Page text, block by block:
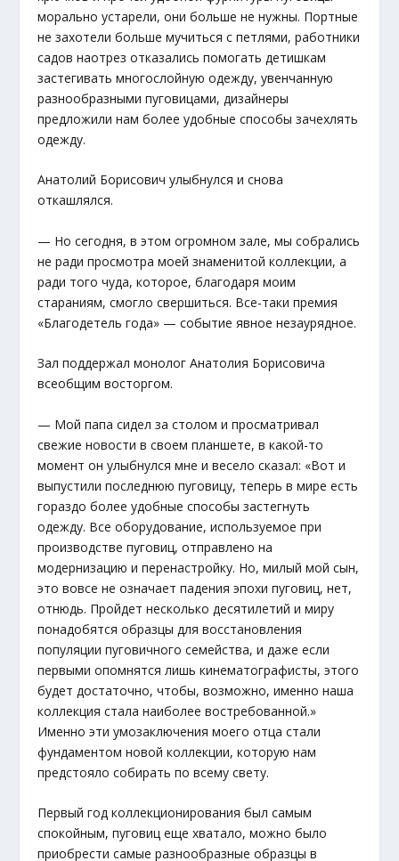
морально устарели, они больше не нужны. Портные
не захотели больше мучиться с петлями, работники
садов наотрез отказались помогать детишкам
застегивать многослойную одежду, увенчанную
разнообразными пуговицами, дизайнеры
предложили нам более удобные способы зачехлять
одежду.
Анатолий Борисович улыбнулся и снова
откашлялся.
— Но сегодня, в этом огромном зале, мы собрались
не ради просмотра моей знаменитой коллекции, а
ради того чуда, которое, благодаря моим
стараниям, смогло свершиться. Все-таки премия
«Благодетель года» — событие явное незаурядное.
Зал поддержал монолог Анатолия Борисовича
всеобщим восторгом.
— Мой папа сидел за столом и просматривал
свежие новости в своем планшете, в какой-то
момент он улыбнулся мне и весело сказал: «Вот и
выпустили последнюю пуговицу, теперь в мире есть
гораздо более удобные способы застегнуть
одежду. Все оборудование, используемое при
производстве пуговиц, отправлено на
модернизацию и перенастройку. Но, милый мой сын,
это вовсе не означает падения эпохи пуговиц, нет,
отнюдь. Пройдет несколько десятилетий и миру
понадобятся образцы для восстановления
популяции пуговичного семейства, и даже если
первыми опомнятся лишь кинематографисты, этого
будет достаточно, чтобы, возможно, именно наша
коллекция стала наиболее востребованной.»
Именно эти умозаключения моего отца стали
фундаментом новой коллекции, которую нам
предстояло собирать по всему свету.
Первый год коллекционирования был самым
спокойным, пуговиц еще хватало, можно было
приобрести самые разнообразные образцы в